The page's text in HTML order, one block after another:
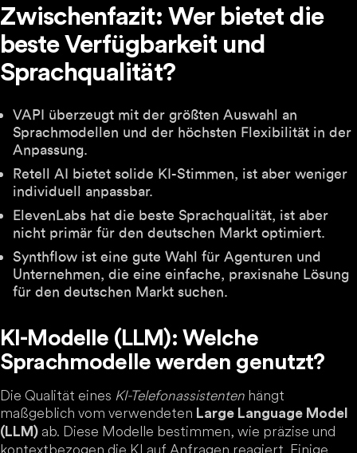
Zwischenfazit: Wer bietet die
beste Verfügbarkeit und
Sprachqualität?
VAPI überzeugt mit der größten Auswahl an
Sprachmodellen und der höchsten Flexibilität in der
Anpassung.
Retell AI bietet solide KI-Stimmen, ist aber weniger
individuell anpassbar.
ElevenLabs hat die beste Sprachqualität, ist aber
nicht primär für den deutschen Markt optimiert.
Synthflow ist eine gute Wahl für Agenturen und
Unternehmen, die eine einfache, praxisnahe Lösung
für den deutschen Markt suchen.
KI-Modelle (LLM): Welche
Sprachmodelle werden genutzt?
Die Qualität eines KI-Telefonassistenten hängt
maßgeblich vom verwendeten Large Language Model
(LLM) ab. Diese Modelle bestimmen, wie präzise und